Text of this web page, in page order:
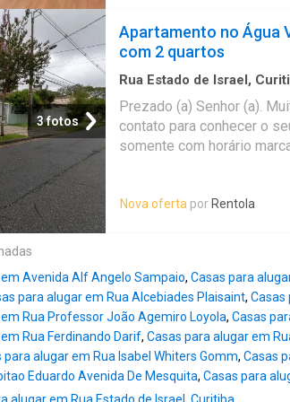
um generoso espaço de
que valorizam bem-estar e
Localizada em região
do Siqueira, o imóvel está
com infraestrutura
supermercados,
essenciais. A localização
acesso ao Centro de
imóvel está dividido em:
jantar e íntima com
e hidromassagem;
3 fotos
Apartamento no Água
com 2 quartos
Rua Estado de Israel,
Ar Condicionado
Prezado (a) Senhor (a).
contato para conhecer o
somente com horário
MOBILIADO Sala -
prateleiras de vidro 5
casal:- - ar condicionado
king -rack -banqueta longa
abajur. -cortina com black-
com cinco portas. -
e armários no alto com
varão para cabides para
Nova oferta por Rentola
Avenida Alf Angelo Sampaio, Casas para
para alugar em Rua Alcebiades Plaisaint, Casas
Rua Professor João Agemiro Loyola, Casas
Rua Ferdinando Darif, Casas para alugar em
para alugar em Rua Isabel Whiters Gomm, Casas
Eduardo Avenida De Mesquita, Casas para